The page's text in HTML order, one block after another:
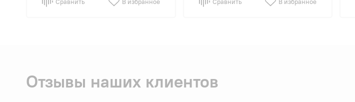
Отзывы наших клиентов